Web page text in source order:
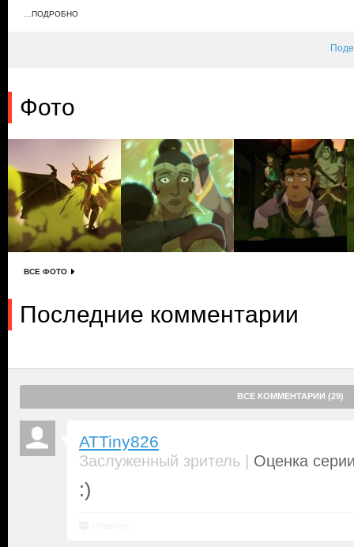
новой опасностью. Им предстоит разгадать планы других
…ПОДРОБНО
Фото
ВСЕ ФОТО
Последние комментарии
ВСЕ КОММЕНТАРИИ (29)
ATTiny826
Заслуженный зритель | Оценка
:)